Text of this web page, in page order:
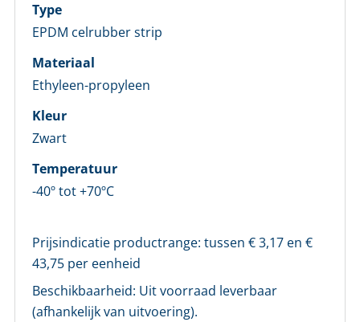
Type
EPDM celrubber strip
Materiaal
Ethyleen-propyleen
Kleur
Zwart
Temperatuur
-40º tot +70ºC
Prijsindicatie productrange: tussen €3,17 en €
43,75 per eenheid
Beschikbaarheid: Uit voorraad leverbaar
(afhankelijk van uitvoering).